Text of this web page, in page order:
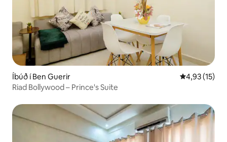
Íbúð í Ben Guerir 4,93 af 5 í
4,93 (15)
Riad Bollywood – Prince's Suite